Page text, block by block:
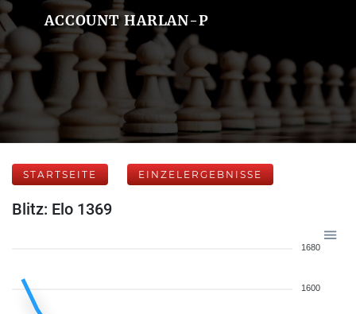
ACCOUNT HARLAN-P
STARTSEITE EINZELERGEBNISSE
Blitz: Elo 1369
1680
1600